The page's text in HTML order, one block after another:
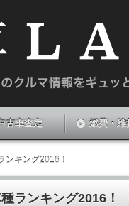
古車査定 燃費・維
ンキング2016！
ランキング2016！